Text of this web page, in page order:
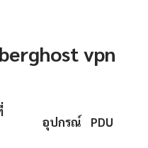
vpn
อุปกรณ์ PDU